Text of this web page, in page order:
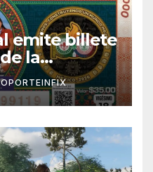
emite billete
la
en